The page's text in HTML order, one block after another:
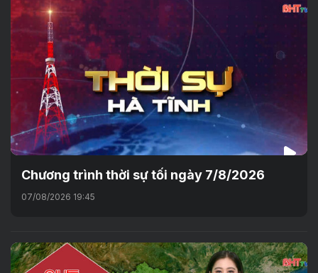
Chương trình thời sự tối ngày 7/8/2026
07/08/2026 19:45